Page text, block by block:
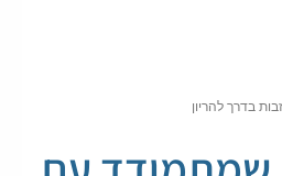
בדרך להריון